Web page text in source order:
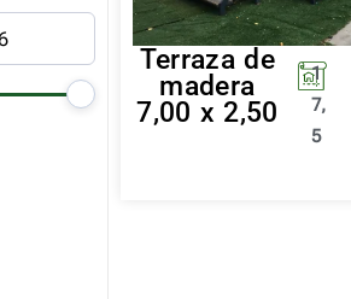
Terraza de
madera
7,00 x 2,50
1
7,
5